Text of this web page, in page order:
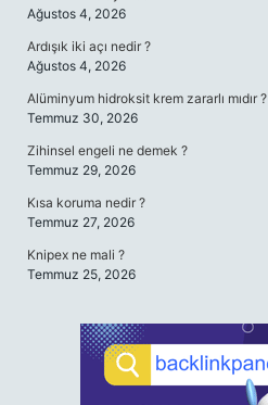
Ağustos 4, 2026
Ardışık iki açı nedir ?
Ağustos 4, 2026
Alüminyum hidroksit krem zararlı mıdır ?
Temmuz 30, 2026
Zihinsel engeli ne demek ?
Temmuz 29, 2026
Kısa koruma nedir ?
Temmuz 27, 2026
Knipex ne mali ?
Temmuz 25, 2026